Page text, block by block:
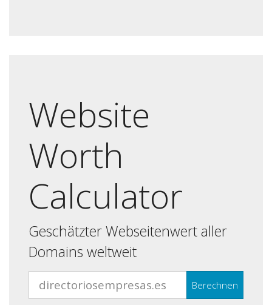
Website
Worth
Calculator
Geschätzter Webseitenwert aller
Domains weltweit
Berechnen